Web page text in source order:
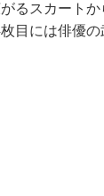
るスカート
目には俳優